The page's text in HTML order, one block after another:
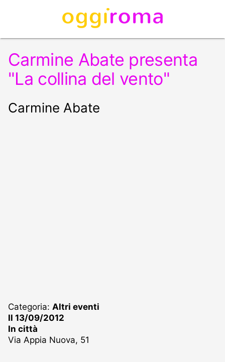
Carmine Abate presenta
"La collina del vento"
Carmine Abate
Categoria: Altri eventi
Il 13/09/2012
In città
Via Appia Nuova, 51